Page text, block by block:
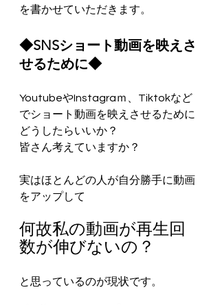
を書かせていただきます。
◆SNSショート動画を映えさ
せるために◆
YoutubeやInstagraｍ、Tiktokなど
でショート動画を映えさせるために
どうしたらいいか？
皆さん考えていますか？
実はほとんどの人が自分勝手に動画
をアップして
何故私の動画が再生回
数が伸びないの？
と思っているのが現状です。